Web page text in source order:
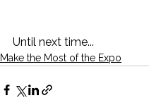
Until next time...
Make the Most of the Expo